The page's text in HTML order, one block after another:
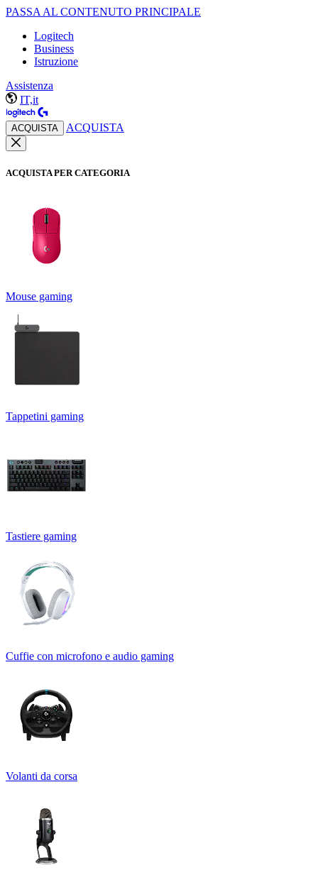
PASSA AL CONTENUTO PRINCIPALE
Logitech
Business
Istruzione
Assistenza
IT,it
ACQUISTA ACQUISTA
ACQUISTA PER CATEGORIA
Mouse gaming
Tappetini gaming
Tastiere gaming
Cuffie con microfono e audio gaming
Volanti da corsa